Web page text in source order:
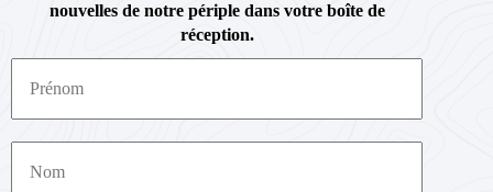
nouvelles de notre périple dans votre boîte de
réception.